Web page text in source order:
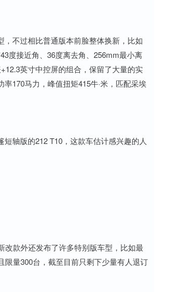
不过相比普通版本前脸整体换新，比如
度接近角、36度离去角、256mm最小离
英寸中控屏的组合，保留了大量的实
170马力，峰值扭矩415牛·米，匹配采埃
轴版的212 T10，这款车估计感兴趣的人
改款外还发布了许多特别版车型，比如最
量300台，截至目前只剩下少量有人退订